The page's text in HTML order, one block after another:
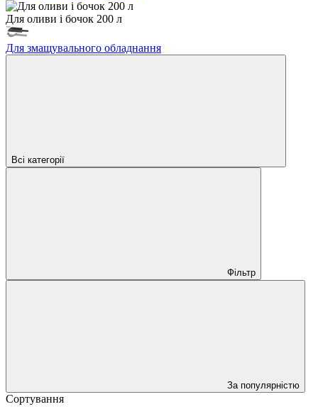
Для оливи і бочок 200 л
Для змащувального обладнання
Всі категорії
Фільтр
За популярністю
Сортування